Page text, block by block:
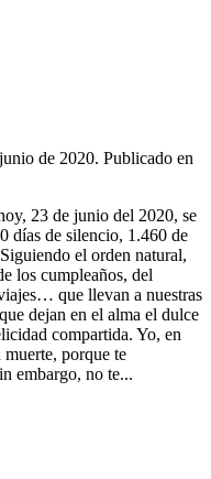
de 2020. Publicado en
23 de junio del 2020, se
días de silencio, 1.460 de
el orden natural,
los cumpleaños, del
que llevan a nuestras
dejan en el alma el dulce
compartida. Yo, en
porque te
embargo, no te...